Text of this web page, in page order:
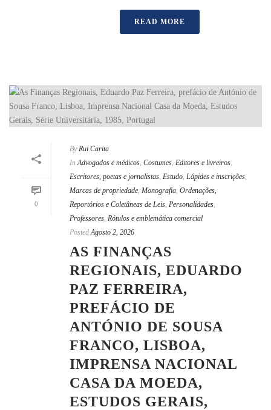
READ MORE
0
By Rui Carita
In Advogados e médicos, Costumes, Editores e livreiros,
Escritores, poetas e jornalistas, Estudo, Lápides e inscrições,
Marcas de propriedade, Monografia, Ordenações,
Reportórios e Coletâneas de Leis, Personalidades,
Professores, Rótulos e emblemática comercial
Posted Agosto 2, 2026
AS FINANÇAS
REGIONAIS, EDUARDO
PAZ FERREIRA,
PREFÁCIO DE
ANTÓNIO DE SOUSA
FRANCO, LISBOA,
IMPRENSA NACIONAL
CASA DA MOEDA,
ESTUDOS GERAIS,